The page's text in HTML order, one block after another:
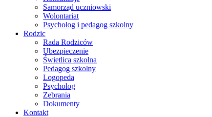
Samorząd uczniowski
Wolontariat
Psycholog i pedagog szkolny
Rodzic
Rada Rodziców
Ubezpieczenie
Świetlica szkolna
Pedagog szkolny
Logopeda
Psycholog
Zebrania
Dokumenty
Kontakt